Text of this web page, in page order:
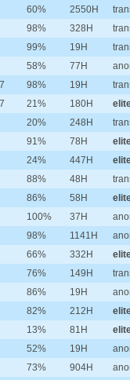
60% 2550H
98% 328H
99% 19H
58% 77H
98% 19H
21% 180H
20% 248H
91% 78H
24% 447H
88% 48H
86% 58H
100% 37H
98% 1141H
66% 332H
76% 149H
86% 19H
82% 212H
13% 81H
52% 19H
73% 904H